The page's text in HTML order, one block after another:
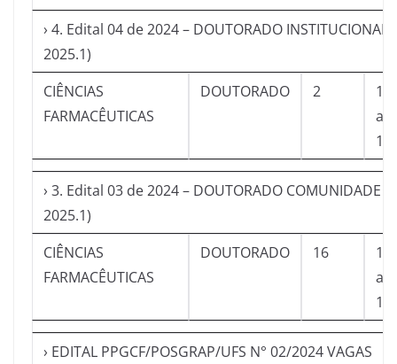
› 4. Edital 04 de 2024 – DOUTORADO
2025.1)
CIÊNCIAS
FARMACÊUTICAS
DOUTORADO 2
a
› 3. Edital 03 de 2024 – DOUTORADO COMUNIDADE
2025.1)
CIÊNCIAS
FARMACÊUTICAS
DOUTORADO 16
a
› EDITAL PPGCF/POSGRAP/UFS N° 02/2024 VAGAS